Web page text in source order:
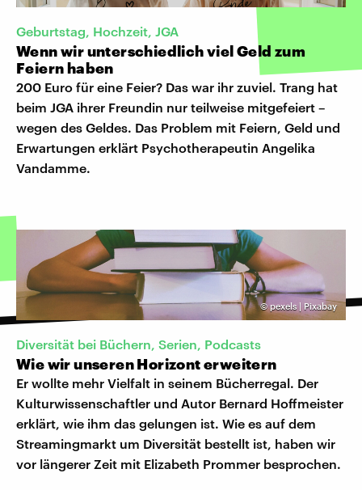
Geburtstag, Hochzeit, JGA
Wenn wir unterschiedlich viel Geld zum
Feiern haben
200 Euro für eine Feier? Das war ihr zuviel. Trang hat
beim JGA ihrer Freundin nur teilweise mitgefeiert –
wegen des Geldes. Das Problem mit Feiern, Geld und
Erwartungen erklärt Psychotherapeutin Angelika
Vandamme.
©pexels | Pixabay
Diversität bei Büchern, Serien, Podcasts
Wie wir unseren Horizont erweitern
Er wollte mehr Vielfalt in seinem Bücherregal. Der
Kulturwissenschaftler und Autor Bernard Hoffmeister
erklärt, wie ihm das gelungen ist. Wie es auf dem
Streamingmarkt um Diversität bestellt ist, haben wir
vor längerer Zeit mit Elizabeth Prommer besprochen.